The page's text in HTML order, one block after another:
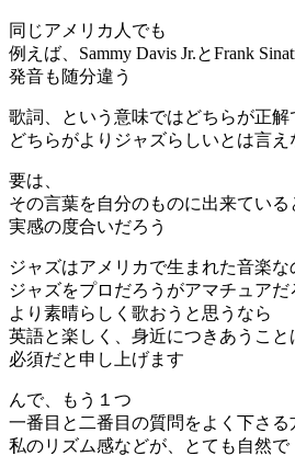
同じアメリカ人でも
例えば、Sammy Davis Jr.とFrank
発音も随分違う
歌詞、という意味ではどちらが正解
どちらがよりジャズらしいとは言え
要は、
その言葉を自分のものに出来ている
実感の度合いだろう
ジャズはアメリカで生まれた音楽な
ジャズをプロだろうがアマチュアだ
より素晴らしく歌おうと思うなら
英語と楽しく、身近につきあうこと
必須だと申し上げます
んで、もう１つ
一番目と二番目の質問をよく下さる
私のリズム感などが、とても自然で